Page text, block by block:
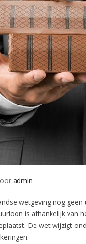
admin
wetgeving nog
is afhankelijk van
De wet wijzigt